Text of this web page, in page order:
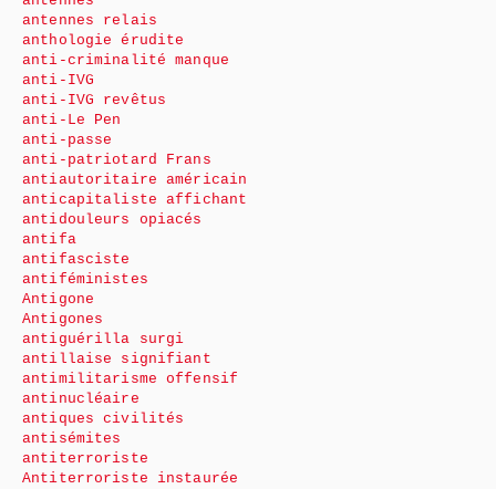
antennes relais
anthologie érudite
anti-criminalité manque
anti-IVG
anti-IVG revêtus
anti-Le Pen
anti-passe
anti-patriotard Frans
antiautoritaire américain
anticapitaliste affichant
antidouleurs opiacés
antifa
antifasciste
antiféministes
Antigone
Antigones
antiguérilla surgi
antillaise signifiant
antimilitarisme offensif
antinucléaire
antiques civilités
antisémites
antiterroriste
Antiterroriste instaurée